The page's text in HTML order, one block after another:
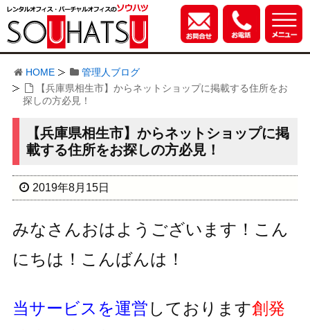
HOME
管理人ブログ
【兵庫県相生市】からネットショップに掲載する住所をお
探しの方必見！
【兵庫県相生市】からネットショップに掲
載する住所をお探しの方必見！
2019年8月15日
みなさんおはようございます！こん
にちは！こんばんは！
当サービスを運営 しております創発